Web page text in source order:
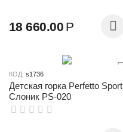
18 660.00 Р
КОД: s1736
Детская горка Perfetto Sport
Слоник PS-020